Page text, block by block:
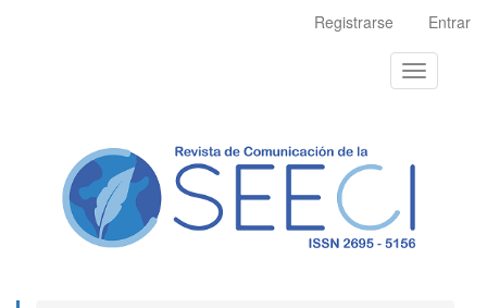
Registrarse Entrar
Toggle
navigation